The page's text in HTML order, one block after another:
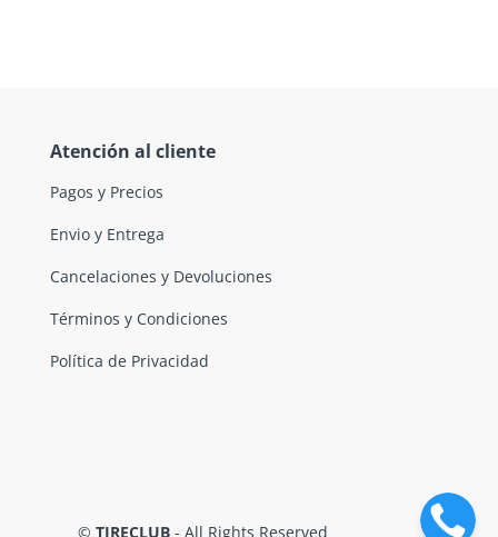
Atención al cliente
Pagos y Precios
Envio y Entrega
Cancelaciones y Devoluciones
Términos y Condiciones
Política de Privacidad
© TIRECLUB - All Rights Reserved